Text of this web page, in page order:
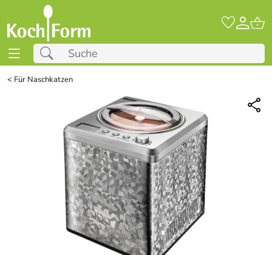
< Für Naschkatzen